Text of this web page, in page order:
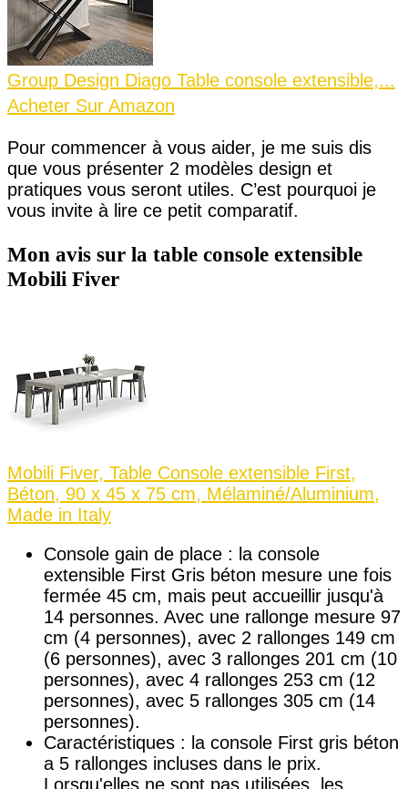
Group Design Diago Table console extensible,...
Acheter Sur Amazon
Pour commencer à vous aider, je me suis dis
que vous présenter 2 modèles design et
pratiques vous seront utiles. C’est pourquoi je
vous invite à lire ce petit comparatif.
Mon avis sur la table console extensible
Mobili Fiver
Mobili Fiver, Table Console extensible First,
Béton, 90 x 45 x 75 cm, Mélaminé/Aluminium,
Made in Italy
Console gain de place : la console
extensible First Gris béton mesure une fois
fermée 45 cm, mais peut accueillir jusqu'à
14 personnes. Avec une rallonge mesure 97
cm (4 personnes), avec 2 rallonges 149 cm
(6 personnes), avec 3 rallonges 201 cm (10
personnes), avec 4 rallonges 253 cm (12
personnes), avec 5 rallonges 305 cm (14
personnes).
Caractéristiques : la console First gris béton
a 5 rallonges incluses dans le prix.
Lorsqu'elles ne sont pas utilisées, les